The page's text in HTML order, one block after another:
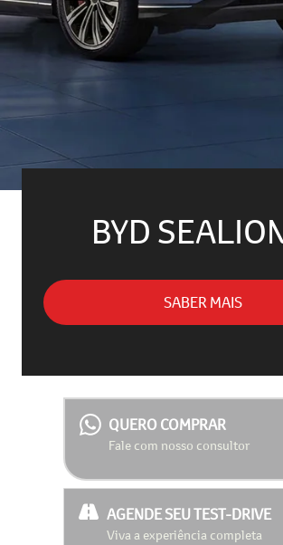
BYD
SABER MAIS
QUERO COMPRAR
Fale com nosso consultor
AGENDE SEU TEST-DRIVE
Viva a experiência completa